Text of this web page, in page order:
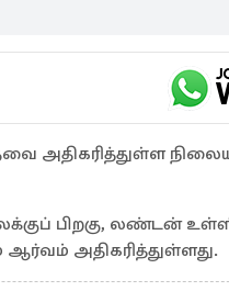
அதிகரித்துள்ள
பிறகு, லண்டன்
ஆர்வம் அதிகரித்துள்ளது.